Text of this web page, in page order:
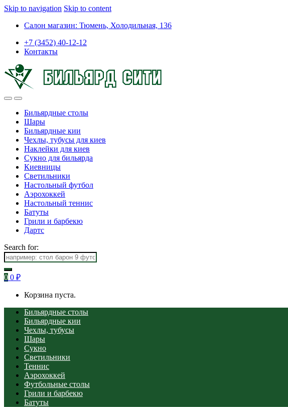
Skip to navigation Skip to content
Салон магазин: Тюмень, Холодильная, 136
+7 (3452) 40-12-12
Контакты
Бильярдные столы
Шары
Бильярдные кии
Чехлы, тубусы для киев
Наклейки для киев
Сукно для бильярда
Киевницы
Светильники
Настольный футбол
Аэрохоккей
Настольный теннис
Батуты
Грили и барбекю
Дартс
Search for:
0 0 ₽
Корзина пуста.
Бильярдные столы
Бильярдные кии
Чехлы, тубусы
Шары
Сукно
Светильники
Теннис
Аэрохоккей
Футбольные столы
Грили и барбекю
Батуты